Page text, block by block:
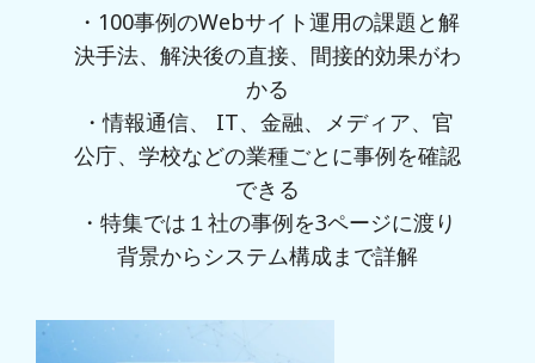
・100事例のWebサイト運用の課題と解
決手法、解決後の直接、間接的効果がわ
かる
・情報通信、 IT、金融、メディア、官
公庁、学校などの業種ごとに事例を確認
できる
・特集では１社の事例を3ページに渡り
背景からシステム構成まで詳解